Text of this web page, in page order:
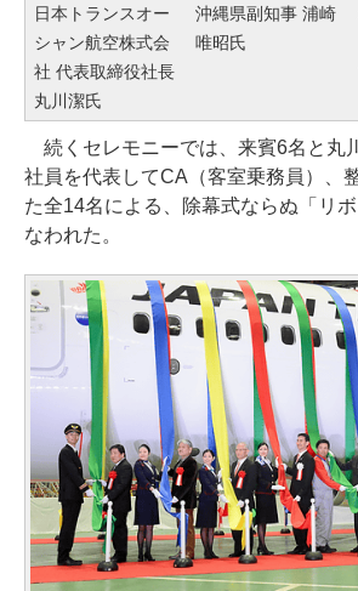
日本トランスオー
シャン航空株式会
社 代表取締役社長
丸川潔氏
沖縄県副知事 浦崎
唯昭氏
続くセレモニーでは、来賓6名と丸
社員を代表してCA（客室乗務員）、
た全14名による、除幕式ならぬ「リ
なわれた。